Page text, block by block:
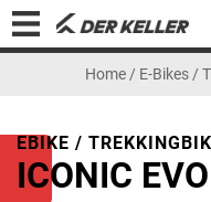
Home / E-Bikes /
EBIKE /
ICONIC